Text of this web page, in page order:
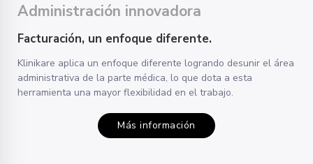
Administración innovadora
Facturación, un enfoque diferente.
Klinikare aplica un enfoque diferente logrando desunir el área
administrativa de la parte médica, lo que dota a esta
herramienta una mayor flexibilidad en el trabajo.
Más información